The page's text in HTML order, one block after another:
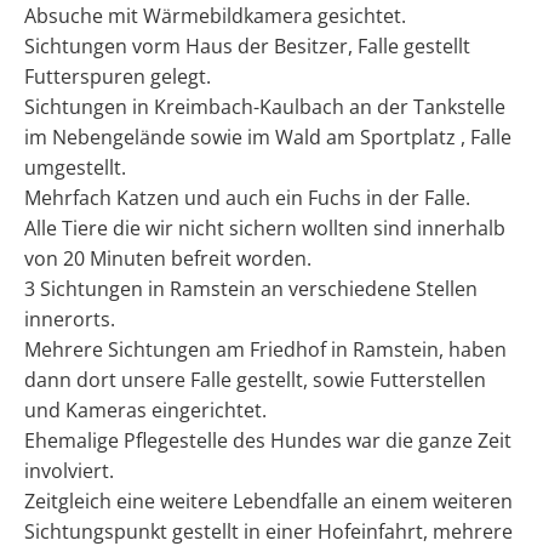
Absuche mit Wärmebildkamera gesichtet.
Sichtungen vorm Haus der Besitzer, Falle gestellt
Futterspuren gelegt.
Sichtungen in Kreimbach-Kaulbach an der Tankstelle
im Nebengelände sowie im Wald am Sportplatz , Falle
umgestellt.
Mehrfach Katzen und auch ein Fuchs in der Falle.
Alle Tiere die wir nicht sichern wollten sind innerhalb
von 20 Minuten befreit worden.
3 Sichtungen in Ramstein an verschiedene Stellen
innerorts.
Mehrere Sichtungen am Friedhof in Ramstein, haben
dann dort unsere Falle gestellt, sowie Futterstellen
und Kameras eingerichtet.
Ehemalige Pflegestelle des Hundes war die ganze Zeit
involviert.
Zeitgleich eine weitere Lebendfalle an einem weiteren
Sichtungspunkt gestellt in einer Hofeinfahrt, mehrere